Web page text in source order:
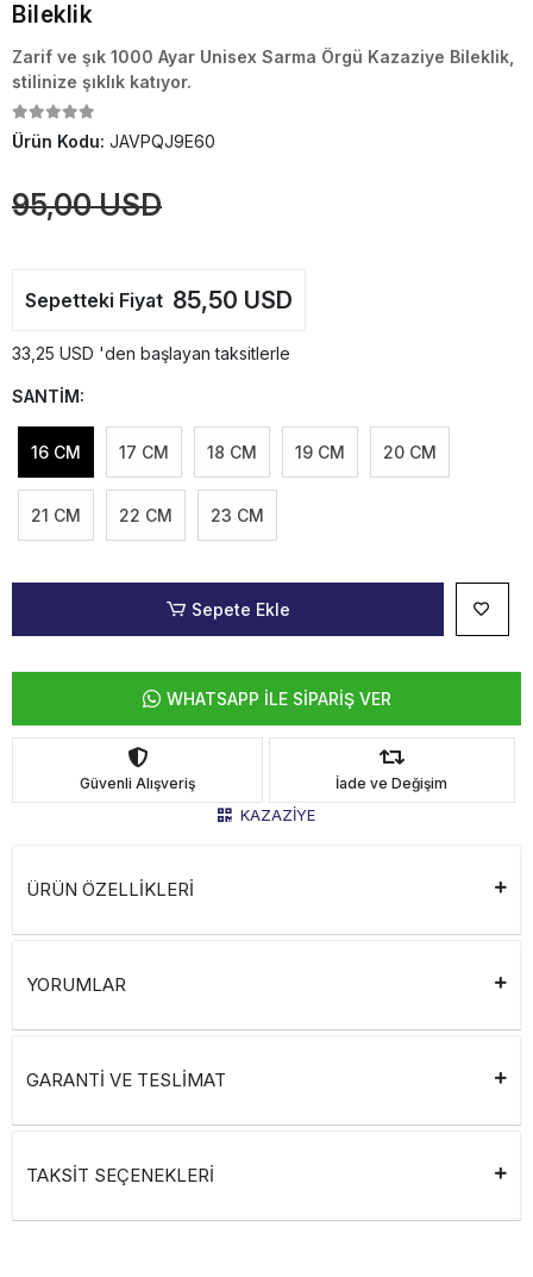
Bileklik
Zarif ve şık 1000 Ayar Unisex Sarma Örgü Kazaziye Bileklik,
stilinize şıklık katıyor.
Ürün Kodu: JAVPQJ9E60
95,00 USD
Sepetteki Fiyat 85,50 USD
33,25 USD 'den başlayan taksitlerle
SANTİM:
16 CM 17 CM 18 CM 19 CM 20 CM
21 CM 22 CM 23 CM
Sepete Ekle
WHATSAPP İLE SİPARİŞ VER
Güvenli Alışveriş İade ve Değişim
KAZAZİYE
ÜRÜN ÖZELLİKLERİ
YORUMLAR
GARANTİ VE TESLİMAT
TAKSİT SEÇENEKLERİ